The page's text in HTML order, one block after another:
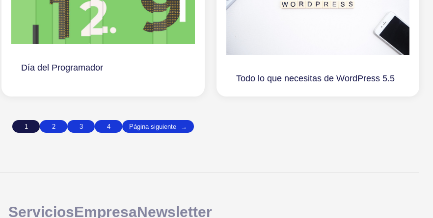
Día del Programador
Todo lo que necesitas de WordPress 5.5
1 2 3 4 Página siguiente →
ServiciosEmpresaNewsletter